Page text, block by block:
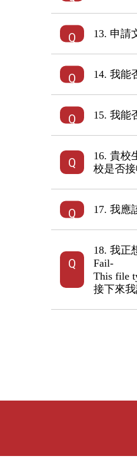
13. 申請
14. 我能
15. 我能
16. 貴校
校是否
17. 我應
18. 我正
Fail-
This file
接下來